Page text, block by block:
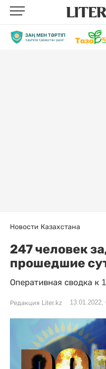
Новости Казахстана
247 человек
прошедшие
Оперативная сводка к
Редакция Liter.kz 13.01.2022,